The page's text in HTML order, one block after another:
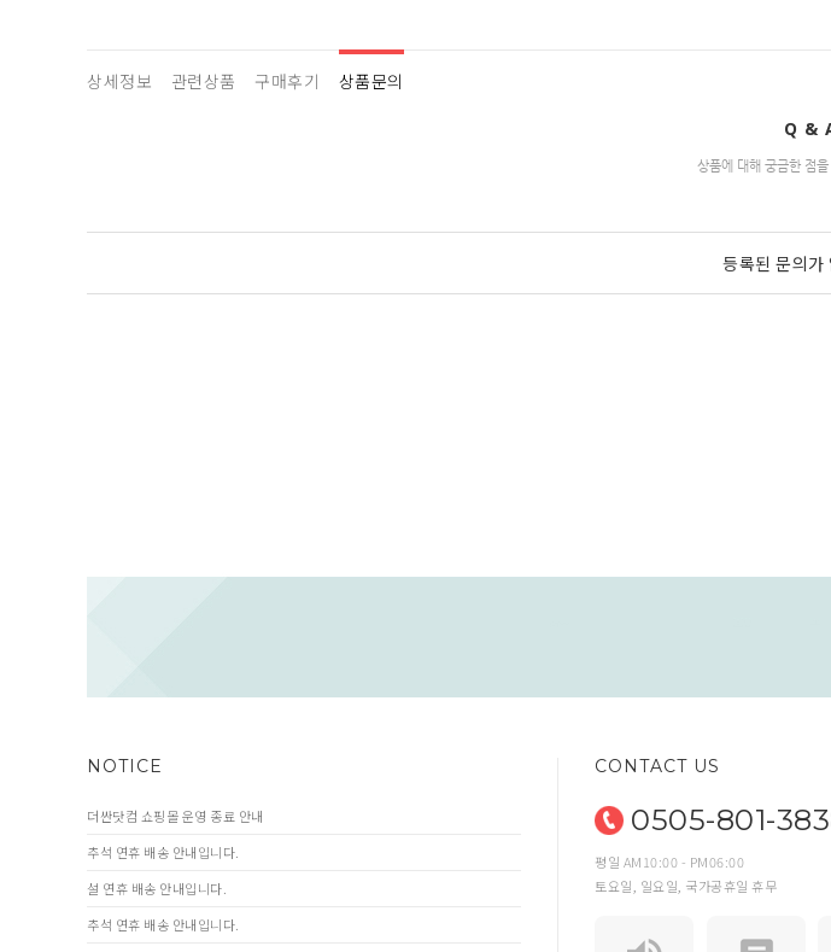
상세정보 관련상품 구매후기 상품문의
Q &
상품에 대해 궁금한 점
등록된 문의가
NOTICE
더싼닷컴 쇼핑몰 운영 종료 안내
추석 연휴 배송 안내입니다.
설 연휴 배송 안내입니다.
추석 연휴 배송 안내입니다.
CONTACT US
0505-801-
평일 AM10:00 - PM06:00
토요일, 일요일, 국가공휴일 휴무